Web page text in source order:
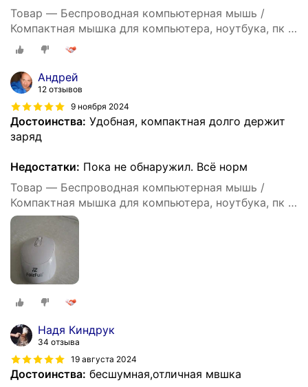
Товар — Беспроводная компьютерная мышь /
Компактная мышка для компьютера, ноутбука, пк и
макбука / Встроенный аккумулятор / Бесшумные
кнопки / Bluetooth / White
Андрей
12 отзывов
9 ноября 2024
Достоинства: Удобная, компактная долго держит
заряд
Недостатки: Пока не обнаружил. Всё норм
Товар — Беспроводная компьютерная мышь /
Компактная мышка для компьютера, ноутбука, пк и
макбука / Встроенный аккумулятор / Бесшумные
кнопки / Bluetooth / White
Надя Киндрук
34 отзыва
19 августа 2024
Достоинства: бесшумная,отличная мвшка